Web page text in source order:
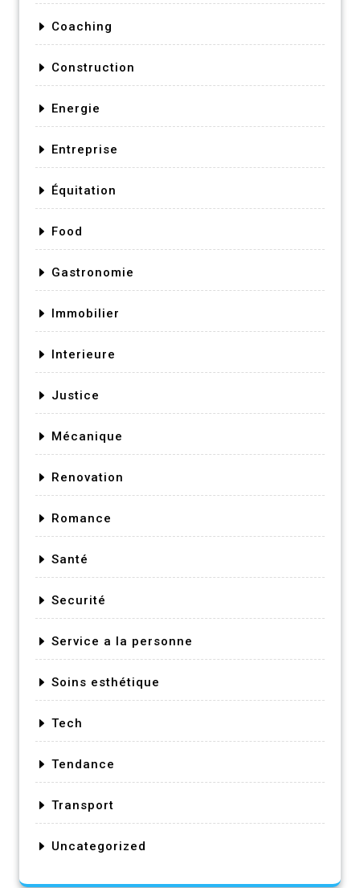
Coaching
Construction
Energie
Entreprise
Équitation
Food
Gastronomie
Immobilier
Interieure
Justice
Mécanique
Renovation
Romance
Santé
Securité
Service a la personne
Soins esthétique
Tech
Tendance
Transport
Uncategorized